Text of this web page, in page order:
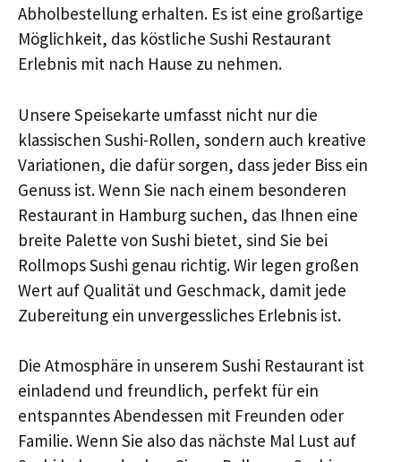
Abholbestellung erhalten. Es ist eine großartige
Möglichkeit, das köstliche Sushi Restaurant
Erlebnis mit nach Hause zu nehmen.
Unsere Speisekarte umfasst nicht nur die
klassischen Sushi-Rollen, sondern auch kreative
Variationen, die dafür sorgen, dass jeder Biss ein
Genuss ist. Wenn Sie nach einem besonderen
Restaurant in Hamburg suchen, das Ihnen eine
breite Palette von Sushi bietet, sind Sie bei
Rollmops Sushi genau richtig. Wir legen großen
Wert auf Qualität und Geschmack, damit jede
Zubereitung ein unvergessliches Erlebnis ist.
Die Atmosphäre in unserem Sushi Restaurant ist
einladend und freundlich, perfekt für ein
entspanntes Abendessen mit Freunden oder
Familie. Wenn Sie also das nächste Mal Lust auf